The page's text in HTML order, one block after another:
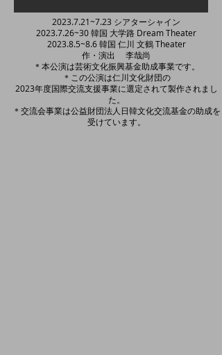
2023.7.21~7.23 シアターシャイン
2023.7.26~30 韓国 大学路 Dream Theater
2023.8.5~8.6 韓国 仁川 文鶴 Theater
作・演出 李哉尚
＊本公演は芸術文化振興基金助成事業です。
​＊この公演は仁川文化財団の
2023年度国際交流支援事業に選定されて製作されまし
た。
​＊交流会事業は公益財団法人日韓文化交流基金の助成を
受けています。